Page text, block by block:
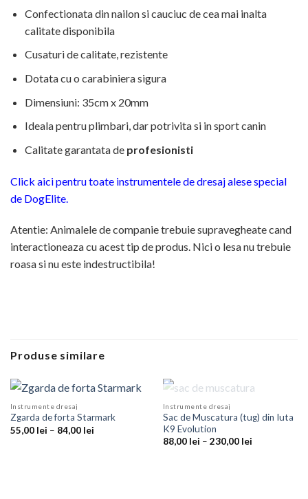
Confectionata din nailon si cauciuc de cea mai inalta
calitate disponibila
Cusaturi de calitate, rezistente
Dotata cu o carabiniera sigura
Dimensiuni: 35cm x 20mm
Ideala pentru plimbari, dar potrivita si in sport canin
Calitate garantata de profesionisti
Click aici pentru toate instrumentele de dresaj alese special
de DogElite.
Atentie: Animalele de companie trebuie supravegheate cand
interactioneaza cu acest tip de produs. Nici o lesa nu trebuie
roasa si nu este indestructibila!
Produse similare
Instrumente dresaj
Zgarda de forta Starmark
55,00 lei – 84,00 leiInterval
STOC EPUIZAT
Instrumente dresaj
Sac de Muscatura (tug) din Iuta
K9 Evolution
88,00 lei – 230,00 leiInterval